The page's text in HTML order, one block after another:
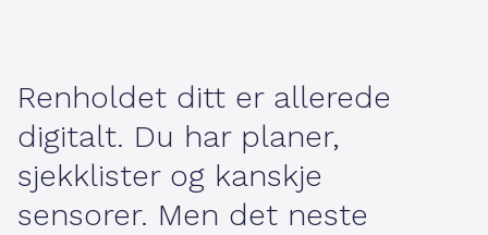
Renholdet ditt er allerede
digitalt. Du har planer,
sjekklister og kanskje
sensorer. Men det neste